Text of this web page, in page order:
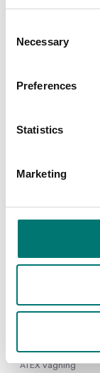
Selection
Necessary
Preferences
Statistics
Marketing
Vågplattor
ATEX vägning